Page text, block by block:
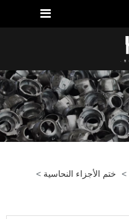
> ختم الأجزاء النحاسية >